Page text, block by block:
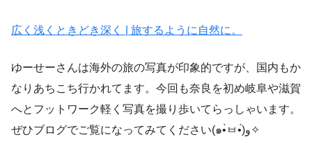
広く浅くときどき深く | 旅するように自然に。
ゆーせーさんは海外の旅の写真が印象的ですが、国内もか
なりあちこち行かれてます。今回も奈良を初め岐阜や滋賀
へとフットワーク軽く写真を撮り歩いてらっしゃいます。
ぜひブログでご覧になってみてください(๑•̀ㅂ•́)و✧